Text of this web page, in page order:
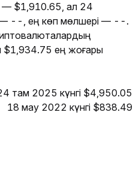
— $1,910.65, ал 24
— --, ең көп мөлшері — --.
$1,934.75 ең жоғары
там 2025 күнгі $4,950.05
18 мау 2022 күнгі $838.49